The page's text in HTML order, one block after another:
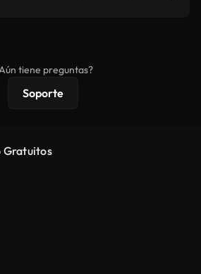
extendidas.
tiene preguntas?
Soporte
Gratuitos